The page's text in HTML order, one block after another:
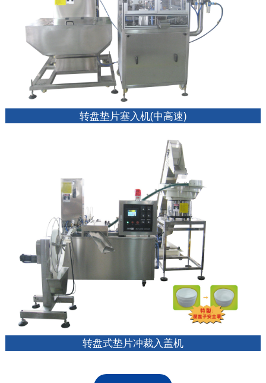
转盘垫片塞入机(中高速)
转盘式垫片冲裁入盖机